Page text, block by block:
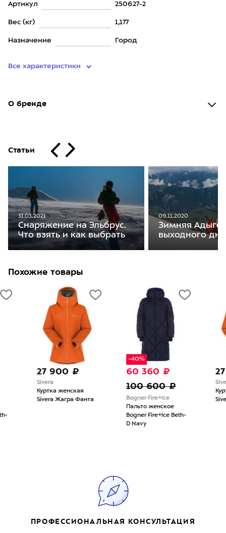
Артикул 250627-2
Вес (кг) 1,177
Назначение Город
Все характеристики
О бренде
Статьи
31.03.2021
Снаряжение на Эльбрус.
Что взять и как выбрать
09.11.2020
Зимняя
выходного дня
Похожие товары
27 900 ₽
Sivera
Куртка женская
Sivera Жагра Фанта
-40%
60 360 ₽
100 600 ₽
Bogner Fire+Ice
Пальто женское
Bogner Fire+Ice Beth-
D Navy
27
Sivera
Куртка
Sivera
ПРОФЕССИОНАЛЬНАЯ КОНСУЛЬТАЦИЯ